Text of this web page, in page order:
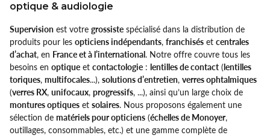
optique & audiologie
Supervision est votre grossiste spécialisé dans la distribution de
produits pour les opticiens indépendants, franchisés et centrales
d’achat, en France et à l’international. Notre offre couvre tous les
besoins en optique et contactologie : lentilles de contact (lentilles
toriques, multifocales...), solutions d’entretien, verres ophtalmiques
(verres RX, unifocaux, progressifs, ...), ainsi qu’un large choix de
montures optiques et solaires. Nous proposons également une
sélection de matériels pour opticiens (échelles de Monoyer,
outillages, consommables, etc.) et une gamme complète de